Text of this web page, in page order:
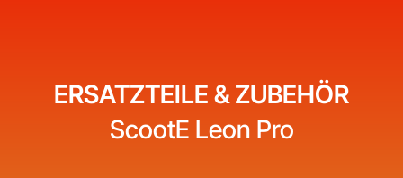
ERSATZTEILE & ZUBEHÖR
ScootE Leon Pro